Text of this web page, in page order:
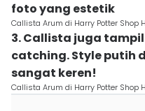
foto yang estetik
Callista Arum di Harry Potter
3. Callista juga
catching. Style putih
sangat keren!
Callista Arum di Harry Potter